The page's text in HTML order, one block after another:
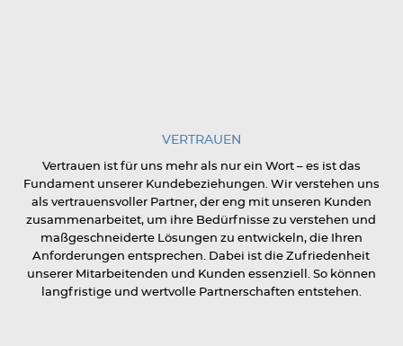
VERTRAUEN
Vertrauen ist für uns mehr als nur ein Wort – es ist das
Fundament unserer Kundebeziehungen. Wir verstehen uns
als vertrauensvoller Partner, der eng mit unseren Kunden
zusammenarbeitet, um ihre Bedürfnisse zu verstehen und
maßgeschneiderte Lösungen zu entwickeln, die Ihren
Anforderungen entsprechen. Dabei ist die Zufriedenheit
unserer Mitarbeitenden und Kunden essenziell. So können
langfristige und wertvolle Partnerschaften entstehen.